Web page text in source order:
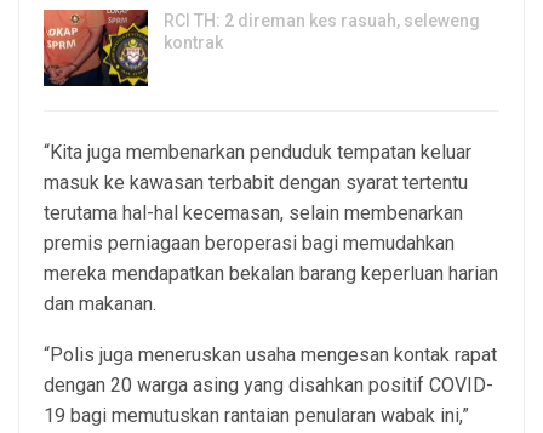
RCI TH: 2 direman kes rasuah, seleweng
kontrak
“Kita juga membenarkan penduduk tempatan keluar
masuk ke kawasan terbabit dengan syarat tertentu
terutama hal-hal kecemasan, selain membenarkan
premis perniagaan beroperasi bagi memudahkan
mereka mendapatkan bekalan barang keperluan harian
dan makanan.
“Polis juga meneruskan usaha mengesan kontak rapat
dengan 20 warga asing yang disahkan positif COVID-
19 bagi memutuskan rantaian penularan wabak ini,”